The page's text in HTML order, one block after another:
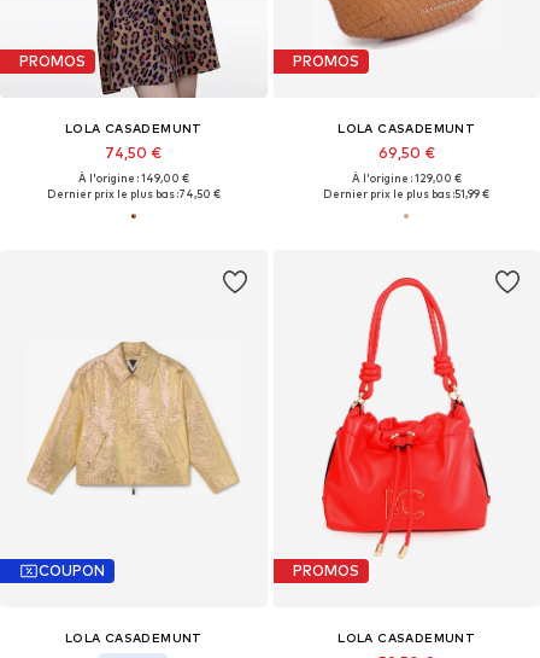
PROMOS
LOLA CASADEMUNT
74,50 €
À l'origine : 149,00 €
Dernier prix le plus bas :74,50 €
PROMOS
LOLA CASADEMUNT
69,50 €
À l'origine : 129,00 €
Dernier prix le plus bas :51,99 €
COUPON
LOLA CASADEMUNT
PROMOS
LOLA CASADEMUNT